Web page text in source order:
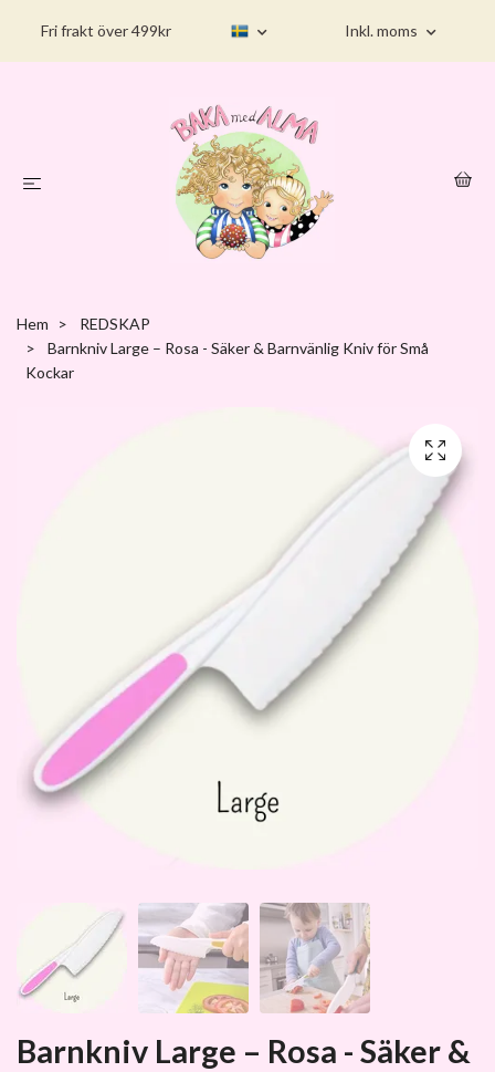
Fri frakt över 499kr Inkl. moms
Hem
REDSKAP
Barnkniv Large – Rosa - Säker & Barnvänlig Kniv för Små
Kockar
Barnkniv Large – Rosa - Säker &